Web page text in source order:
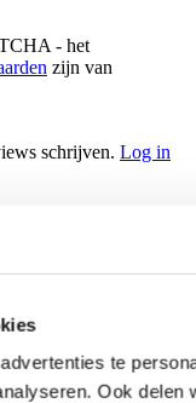
te
Ook
- het
zijn van
schrijven. Log in
directly into your
type and therefore
durable black fabric
easy fitting into your
slip surface so mat